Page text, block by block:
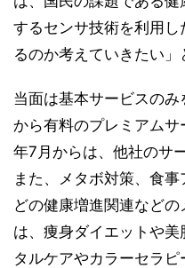
するセンサ技術を利用
るのか考えていきたい」
当面は基本サービスのみ
から有料のプレミアム
年7月からは、他社のサ
また、メタボ対策、食
どの健康増進関連など
は、痩身ダイエットや
タルケアやカラーセラ